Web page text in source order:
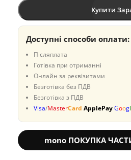
Купити
Доступні способи оплати:
Післяплата
Готівка при отриманні
Онлайн за реквізитами
Безготівка без ПДВ
Безготівка з ПДВ
Visa/MasterCard ApplePayGoogl
mono ПОКУПКА